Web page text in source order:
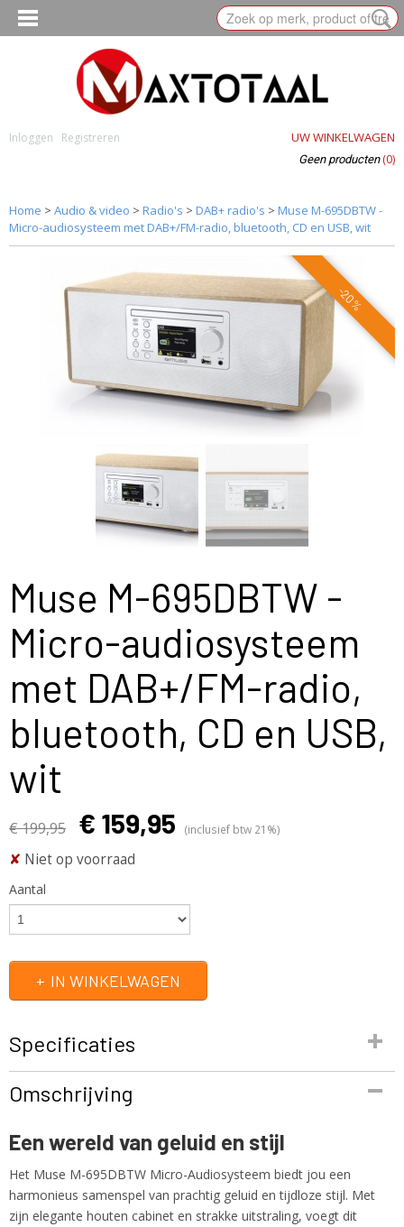
Inloggen Registreren UW WINKELWAGEN
Geen producten (0)
Home > Audio & video > Radio's > DAB+ radio's > Muse M-695DBTW -
Micro-audiosysteem met DAB+/FM-radio, bluetooth, CD en USB, wit
-20%
Muse M-695DBTW -
Micro-audiosysteem
met DAB+/FM-radio,
bluetooth, CD en USB,
wit
€ 199,95 € 159,95 (inclusief btw 21%)
✘ Niet op voorraad
Aantal
IN WINKELWAGEN
Specificaties
M-695DBTW
3700460208431
M-695DBTW
Netto gewicht
1,00 Kg
Omschrijving
Een wereld van geluid en stijl
Het Muse M-695DBTW Micro-Audiosysteem biedt jou een
harmonieus samenspel van prachtig geluid en tijdloze stijl. Met
zijn elegante houten cabinet en strakke uitstraling, voegt dit